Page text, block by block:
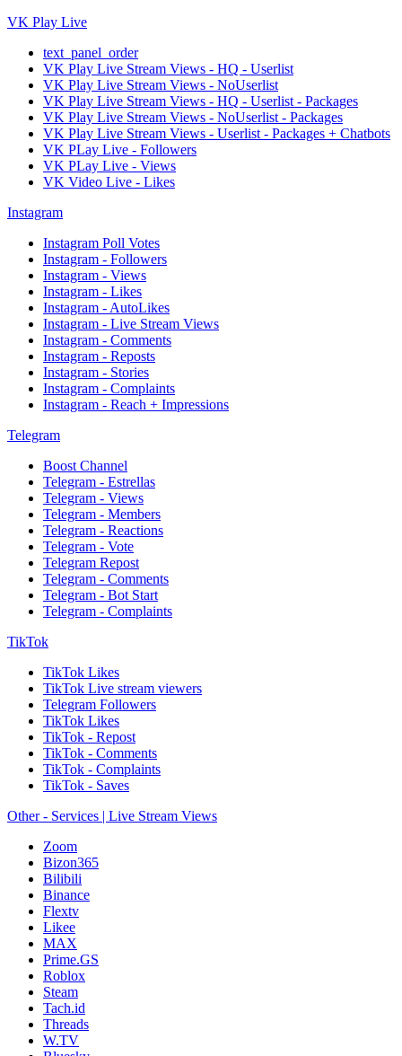
VK Play Live
text_panel_order
VK Play Live Stream Views - HQ - Userlist
VK Play Live Stream Views - NoUserlist
VK Play Live Stream Views - HQ - Userlist - Packages
VK Play Live Stream Views - NoUserlist - Packages
VK Play Live Stream Views - Userlist - Packages + Chatbots
VK PLay Live - Followers
VK PLay Live - Views
VK Video Live - Likes
Instagram
Instagram Poll Votes
Instagram - Followers
Instagram - Views
Instagram - Likes
Instagram - AutoLikes
Instagram - Live Stream Views
Instagram - Comments
Instagram - Reposts
Instagram - Stories
Instagram - Complaints
Instagram - Reach + Impressions
Telegram
Boost Channel
Telegram - Estrellas
Telegram - Views
Telegram - Members
Telegram - Reactions
Telegram - Vote
Telegram Repost
Telegram - Comments
Telegram - Bot Start
Telegram - Complaints
TikTok
TikTok Likes
TikTok Live stream viewers
Telegram Followers
TikTok Likes
TikTok - Repost
TikTok - Comments
TikTok - Complaints
TikTok - Saves
Other - Services | Live Stream Views
Zoom
Bizon365
Bilibili
Binance
Flextv
Likee
MAX
Prime.GS
Roblox
Steam
Tach.id
Threads
W.TV